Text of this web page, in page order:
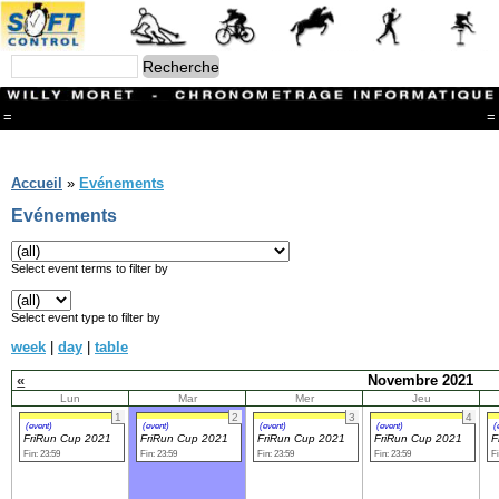
= =
Branches
CONTACT
Ski ALPIN
Triathlon
Ski Nordique
Courses à pieds
Athlétisme
Slalom In-Line
Caisse à savon
Coupe "Journal La Gruyère"
Hippisme
Marche
Archives
Accueil » Evénements
Evénements
Select event terms to filter by
Select event type to filter by
week | day | table
«
Novembre 2021
Lun Mar Mer
Jeu
1
(event)
FriRun Cup 2021
Fin: 23:59
2
(event)
FriRun Cup 2021
Fin: 23:59
3
(event)
FriRun Cup 2021
Fin: 23:59
4
(event)
FriRun Cup 2021
Fin: 23:59